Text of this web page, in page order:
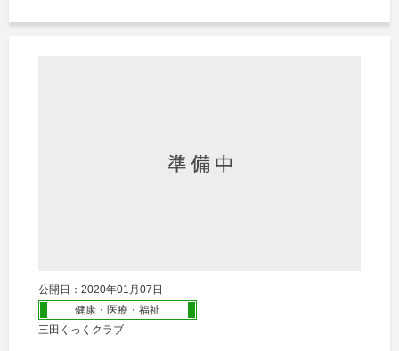
公開日：2020年01月07日
健康・医療・福祉
三田くっくクラブ